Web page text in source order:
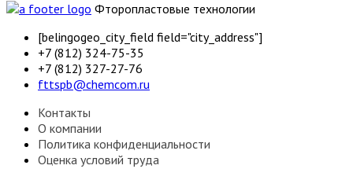
Фторопластовые технологии
[belingogeo_city_field field="city_address"]
+7 (812) 324-75-35
+7 (812) 327-27-76
fttspb@chemcom.ru
Контакты
О компании
Политика конфиденциальности
Оценка условий труда